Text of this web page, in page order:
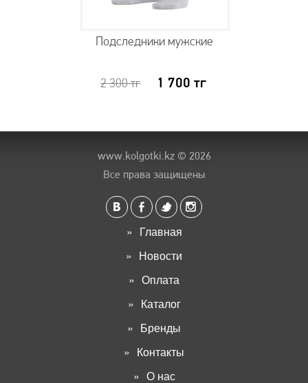
Подследники мужские
2 300тг 1 700 тг
www.kolgotki.kz© 2026
Все права защищены
Главная
Новости
Оплата
Каталог
Бренды
Контакты
О нас